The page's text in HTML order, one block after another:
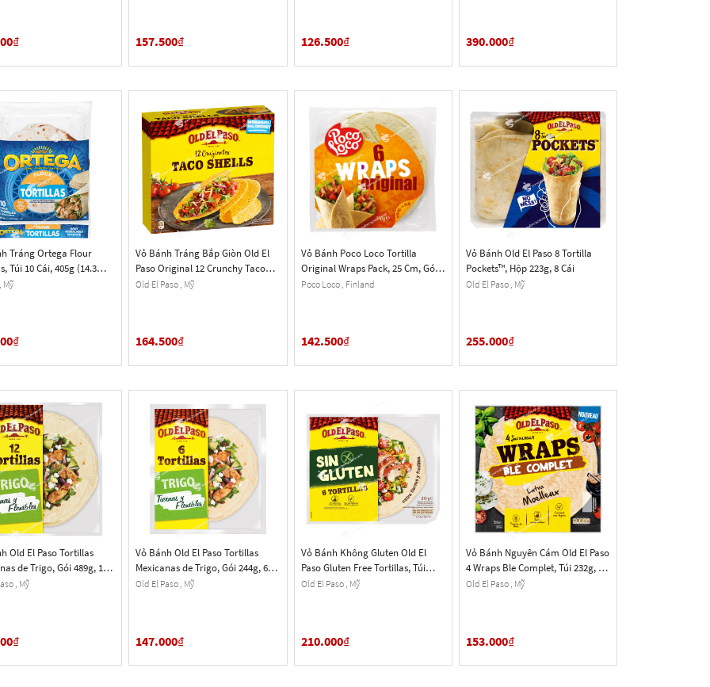
₫ 157.500₫ 126.500₫ 390.000₫
Tráng Ortega Flour
Túi 10 Cái, 405g (14.3
Mỹ
₫
Vỏ Bánh Tráng Bắp Giòn Old El
Paso Original 12 Crunchy Taco
Shells Corn, Hộp 156g, 12 Cái
Old El Paso , Mỹ
164.500₫
Vỏ Bánh Poco Loco Tortilla
Original Wraps Pack, 25 Cm, Gói
370g, 6 Cái
Poco Loco , Finland
142.500₫
Vỏ Bánh Old El Paso 8 Tortilla
Pockets™, Hộp 223g, 8 Cái
Old El Paso , Mỹ
255.000₫
Old El Paso Tortillas
de Trigo, Gói 489g, 12
, Mỹ
₫
Vỏ Bánh Old El Paso Tortillas
Mexicanas de Trigo, Gói 244g, 6
Cái
Old El Paso , Mỹ
147.000₫
Vỏ Bánh Không Gluten Old El
Paso Gluten Free Tortillas, Túi
216g, 6 Cái
Old El Paso , Mỹ
210.000₫
Vỏ Bánh Nguyên Cám Old El Paso
4 Wraps Ble Complet, Túi 232g, 4
Cái
Old El Paso , Mỹ
153.000₫